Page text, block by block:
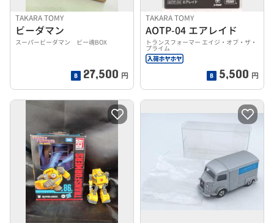
TAKARA TOMY
ビーダマン
スーパービーダマン ビー魂BOX
27,500 円
TAKARA TOMY
AOTP-04 エアレイド
トランスフォーマー エイジ・オブ・ザ・
プライム
5,500 円